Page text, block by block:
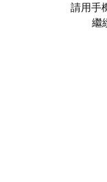
請用手
繼